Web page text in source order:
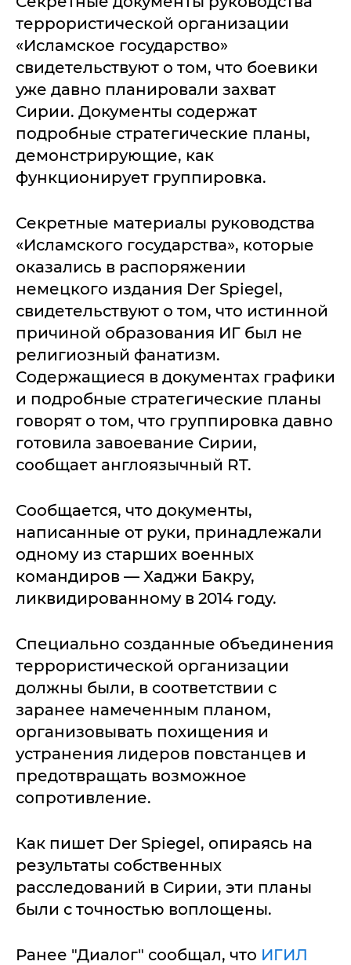
террористической организации
«Исламское государство»
свидетельствуют о том, что боевики
уже давно планировали захват
Сирии. Документы содержат
подробные стратегические планы,
демонстрирующие, как
функционирует группировка.
Секретные материалы руководства
«Исламского государства», которые
оказались в распоряжении
немецкого издания Der Spiegel,
свидетельствуют о том, что истинной
причиной образования ИГ был не
религиозный фанатизм.
Содержащиеся в документах графики
и подробные стратегические планы
говорят о том, что группировка давно
готовила завоевание Сирии,
сообщает англоязычный RT.
Сообщается, что документы,
написанные от руки, принадлежали
одному из старших военных
командиров — Хаджи Бакру,
ликвидированному в 2014 году.
Специально созданные объединения
террористической организации
должны были, в соответствии с
заранее намеченным планом,
организовывать похищения и
устранения лидеров повстанцев и
предотвращать возможное
сопротивление.
Как пишет Der Spiegel, опираясь на
результаты собственных
расследований в Сирии, эти планы
были с точностью воплощены.
Ранее "Диалог" сообщал, что ИГИЛ